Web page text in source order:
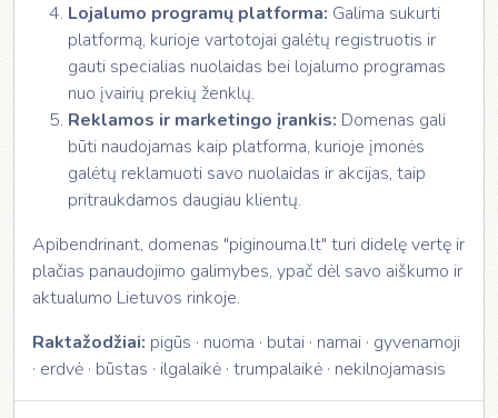
Lojalumo programų platforma: Galima sukurti
platformą, kurioje vartotojai galėtų registruotis ir
gauti specialias nuolaidas bei lojalumo programas
nuo įvairių prekių ženklų.
Reklamos ir marketingo įrankis: Domenas gali
būti naudojamas kaip platforma, kurioje įmonės
galėtų reklamuoti savo nuolaidas ir akcijas, taip
pritraukdamos daugiau klientų.
Apibendrinant, domenas "piginouma.lt" turi didelę vertę ir
plačias panaudojimo galimybes, ypač dėl savo aiškumo ir
aktualumo Lietuvos rinkoje.
Raktažodžiai: pigūs · nuoma · butai · namai · gyvenamoji
· erdvė · būstas · ilgalaikė · trumpalaikė · nekilnojamasis